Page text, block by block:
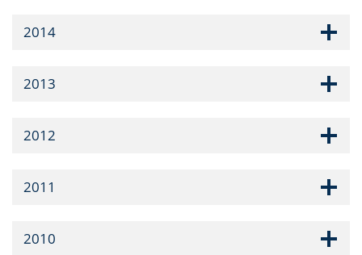
2014
2013
2012
2011
2010